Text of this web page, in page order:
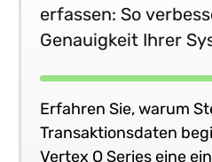
erfassen: So
Genauigkeit Ihrer
Erfahren Sie, warum
Transaktionsdaten
Vertex O Series eine